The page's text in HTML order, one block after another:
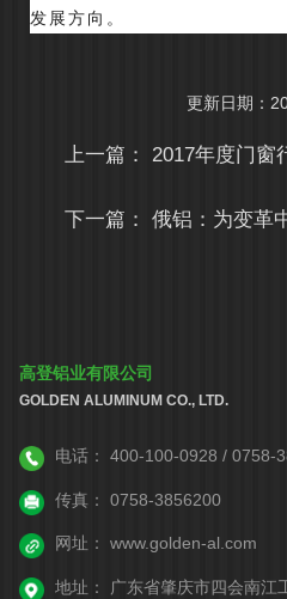
发展方向。
更新日期：
上一篇：2017年度门窗
下一篇：俄铝：为变革
高登铝业有限公司
GOLDEN ALUMINUM CO., LTD.
电话： 400-100-0928 / 0758-
传真： 0758-3856200
网址： www.golden-al.com
地址： 广东省肇庆市四会南江